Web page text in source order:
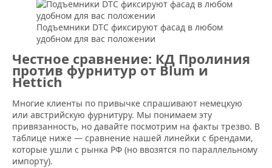
Подъемники DTC фиксируют фасад в любом
удобном для вас положении
Честное сравнение: КД Пролиния
против фурнитур от Blum и
Hettich
Многие клиенты по привычке спрашивают немецкую
или австрийскую фурнитуру. Мы понимаем эту
привязанность, но давайте посмотрим на факты трезво. В
таблице ниже — сравнение нашей линейки с брендами,
которые ушли с рынка РФ (но ввозятся по параллельному
импорту).